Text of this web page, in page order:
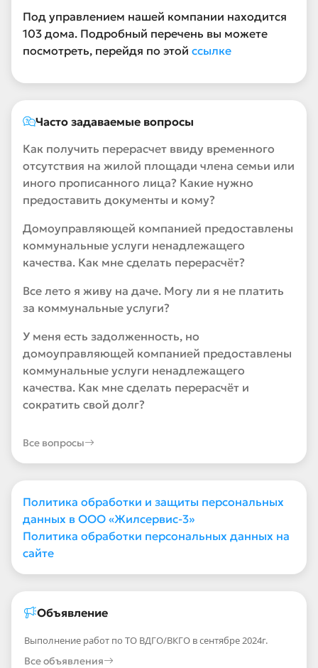
Под управлением нашей компании находится
103 дома. Подробный перечень вы можете
посмотреть, перейдя по этой ссылке
Часто задаваемые вопросы
Как получить перерасчет ввиду временного
отсутствия на жилой площади члена семьи или
иного прописанного лица? Какие нужно
предоставить документы и кому?
Домоуправляющей компанией предоставлены
коммунальные услуги ненадлежащего
качества. Как мне сделать перерасчёт?
Все лето я живу на даче. Могу ли я не платить
за коммунальные услуги?
У меня есть задолженность, но
домоуправляющей компанией предоставлены
коммунальные услуги ненадлежащего
качества. Как мне сделать перерасчёт и
сократить свой долг?
Все вопросы
Политика обработки и защиты персональных
данных в ООО «Жилсервис-3»
Политика обработки персональных данных на
сайте
Объявление
Выполнение работ по ТО ВДГО/ВКГО в сентябре 2024г.
Все объявления